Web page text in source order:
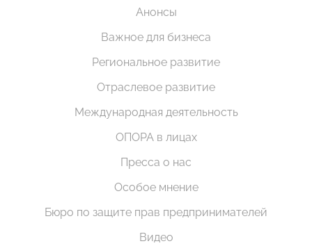
Анонсы
Важное для бизнеса
Региональное развитие
Отраслевое развитие
Международная деятельность
ОПОРА в лицах
Пресса о нас
Особое мнение
Бюро по защите прав предпринимателей
Видео